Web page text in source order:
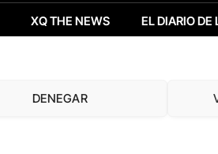
DENEGAR
XQ THE NEWS EL DIARIO DE